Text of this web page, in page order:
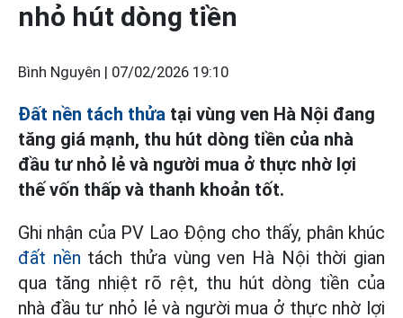
nhỏ hút dòng tiền
Bình Nguyên | 07/02/2026 19:10
Đất nền tách thửa tại vùng ven Hà Nội đang
tăng giá mạnh, thu hút dòng tiền của nhà
đầu tư nhỏ lẻ và người mua ở thực nhờ lợi
thế vốn thấp và thanh khoản tốt.
Ghi nhận của PV Lao Động cho thấy, phân khúc
đất nền tách thửa vùng ven Hà Nội thời gian
qua tăng nhiệt rõ rệt, thu hút dòng tiền của
nhà đầu tư nhỏ lẻ và người mua ở thực nhờ lợi